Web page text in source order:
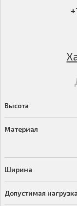
Высота
Материал
Ширина
Допустимая нагрузка